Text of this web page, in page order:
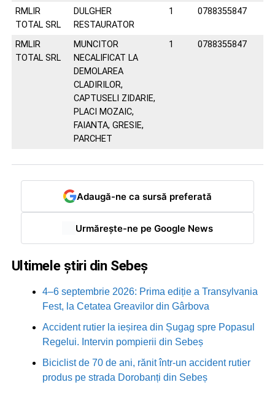
RMLIR
TOTAL SRL
DULGHER
RESTAURATOR
1 0788355847
RMLIR
TOTAL SRL
MUNCITOR
NECALIFICAT LA
DEMOLAREA
CLADIRILOR,
CAPTUSELI ZIDARIE,
PLACI MOZAIC,
FAIANTA, GRESIE,
PARCHET
1 0788355847
Adaugă-ne ca sursă preferată
Urmărește-ne pe Google News
Ultimele știri din Sebeș
4–6 septembrie 2026: Prima ediție a Transylvania
Fest, la Cetatea Greavilor din Gârbova
Accident rutier la ieșirea din Șugag spre Popasul
Regelui. Intervin pompierii din Sebeș
Biciclist de 70 de ani, rănit într-un accident rutier
produs pe strada Dorobanți din Sebeș